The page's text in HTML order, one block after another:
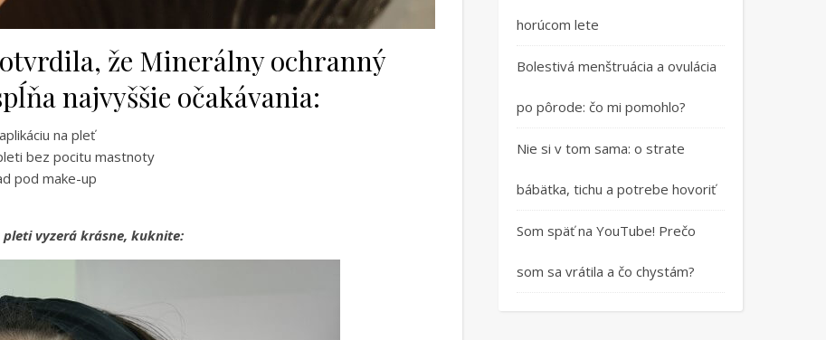
že Minerálny ochranný
najvyššie očakávania:
na pleť
bez pocitu mastnoty
pod make-up
pleti vyzerá krásne, kuknite:
horúcom lete
Bolestivá menštruácia a ovulácia
po pôrode: čo mi pomohlo?
Nie si v tom sama: o strate
bábätka, tichu a potrebe hovoriť
Som späť na YouTube! Prečo
som sa vrátila a čo chystám?